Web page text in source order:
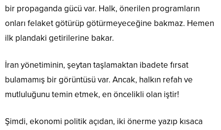
bir propaganda gücü var. Halk, önerilen programların
onları felaket götürüp götürmeyeceğine bakmaz. Hemen
ilk plandaki getirilerine bakar.
İran yönetiminin, şeytan taşlamaktan ibadete fırsat
bulamamış bir görüntüsü var. Ancak, halkın refah ve
mutluluğunu temin etmek, en öncelikli olan iştir!
Şimdi, ekonomi politik açıdan, iki önerme yazıp kısaca